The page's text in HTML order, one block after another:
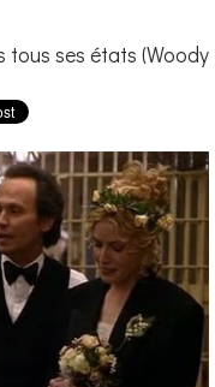
ses états (Woody